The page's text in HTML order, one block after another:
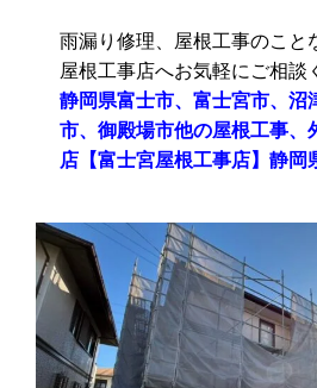
雨漏り修理、屋根工事のこと
屋根工事店へお気軽にご相談
静岡県富士市、富士宮市、沼
市、御殿場市他の屋根工事、
店【富士宮屋根工事店】静岡